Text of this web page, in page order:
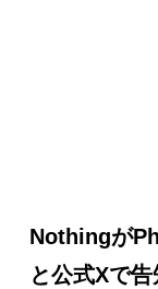
Nothingが
と公式Xで